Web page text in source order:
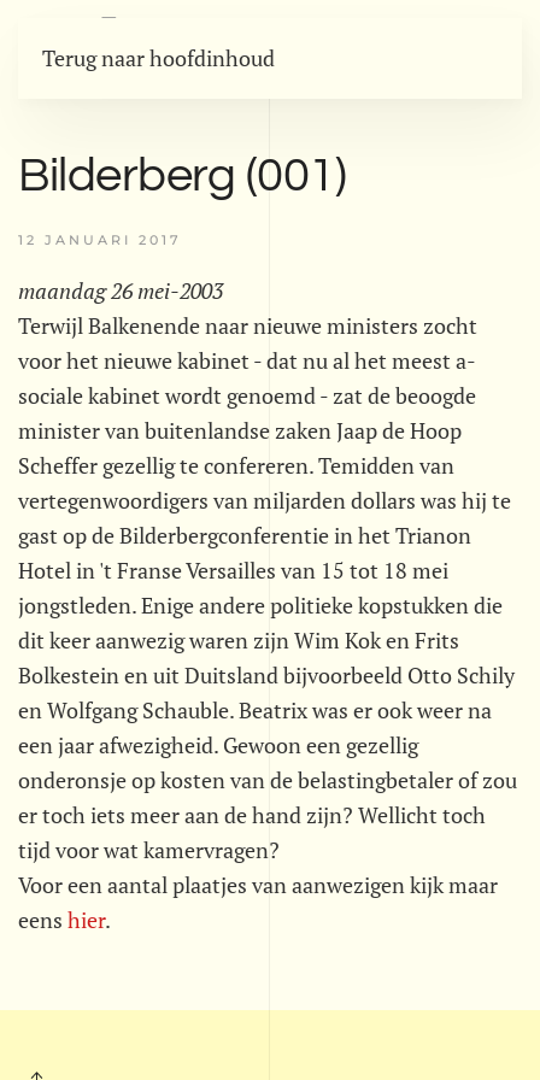
Terug naar hoofdinhoud
Bilderberg (001)
12 JANUARI 2017
maandag 26 mei-2003
Terwijl Balkenende naar nieuwe ministers zocht
voor het nieuwe kabinet - dat nu al het meest a-
sociale kabinet wordt genoemd - zat de beoogde
minister van buitenlandse zaken Jaap de Hoop
Scheffer gezellig te confereren. Temidden van
vertegenwoordigers van miljarden dollars was hij te
gast op de Bilderbergconferentie in het Trianon
Hotel in 't Franse Versailles van 15 tot 18 mei
jongstleden. Enige andere politieke kopstukken die
dit keer aanwezig waren zijn Wim Kok en Frits
Bolkestein en uit Duitsland bijvoorbeeld Otto Schily
en Wolfgang Schauble. Beatrix was er ook weer na
een jaar afwezigheid. Gewoon een gezellig
onderonsje op kosten van de belastingbetaler of zou
er toch iets meer aan de hand zijn? Wellicht toch
tijd voor wat kamervragen?
Voor een aantal plaatjes van aanwezigen kijk maar
eens hier.